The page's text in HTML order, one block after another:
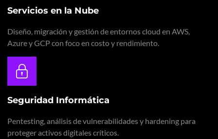
Servicios en la Nube
Diseño, migración y gestión de entornos cloud en AWS,
Azure y GCP con foco en costo y rendimiento.
Seguridad Informática
Pentesting, análisis de vulnerabilidades y hardening para
proteger activos digitales críticos.